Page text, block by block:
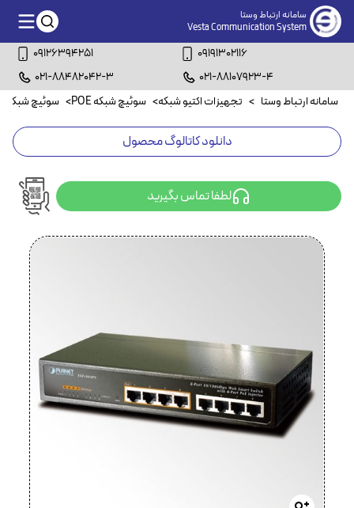
سامانه ارتباط وستا
Vesta Communication System
09126394251
09191302116
021-88482042-3
021-88107923-4
سامانه ارتباط وستا > تجهیزات اکتیو شبکه> سوئیچ شبکه POE > سوئیچ شبکه ۸ پورت POE
دانلود کاتالوگ محصول
لطفا تماس بگیرید